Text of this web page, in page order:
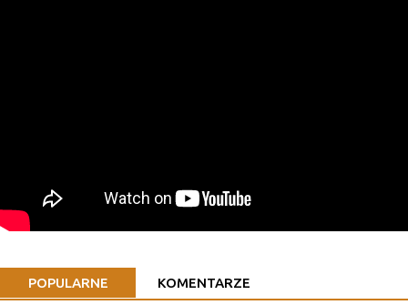
POPULARNE KOMENTARZE